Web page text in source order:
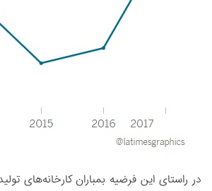
در راستای این فرضیه بمباران کارخانه‌های